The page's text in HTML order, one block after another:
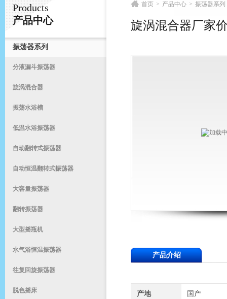
常州易晨仪器制造有限公司
Products
产品中心
振荡器系列
分液漏斗振荡器
旋涡混合器
振荡水浴槽
低温水浴振荡器
自动翻转式振荡器
自动恒温翻转式振荡器
大容量振荡器
翻转振荡器
大型摇瓶机
水气浴恒温振荡器
往复回旋振荡器
脱色摇床
首页 > 产品中心 > 振荡器系列
旋涡混合器厂家
产品介绍
产地 国产